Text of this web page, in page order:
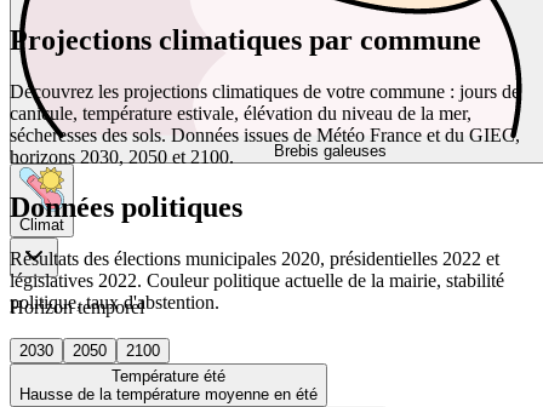
Brebis galeuses
Climat
Horizon temporel
2030 2050
2100
Température été
Hausse de la température moyenne en été
Projections climatiques par commune
Découvrez les projections climatiques de votre commune : jours de
canicule, température estivale, élévation du niveau de la mer,
sécheresses des sols. Données issues de Météo France et du GIEC,
horizons 2030, 2050 et 2100.
Données politiques
Résultats des élections municipales 2020, présidentielles 2022 et
législatives 2022. Couleur politique actuelle de la mairie, stabilité
politique, taux d'abstention.